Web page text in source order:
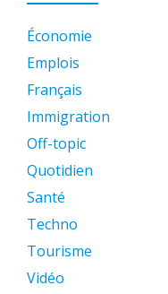
Économie
Emplois
Français
Immigration
Off-topic
Quotidien
Santé
Techno
Tourisme
Vidéo